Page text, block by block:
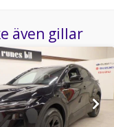
även gillar